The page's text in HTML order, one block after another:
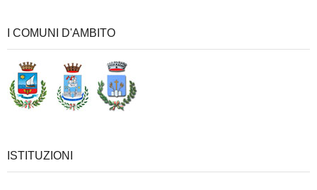
I COMUNI D'AMBITO
ISTITUZIONI